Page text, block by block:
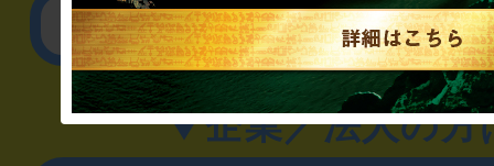
公演内容、チケット
▼企業／法人の方